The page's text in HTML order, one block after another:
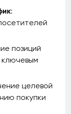
:
позиций
ключевым
целевой
покупки